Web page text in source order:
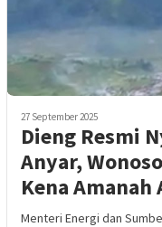
27 September 2025
Dieng Resmi
Anyar,
Kena Amanah
Menteri Energi dan